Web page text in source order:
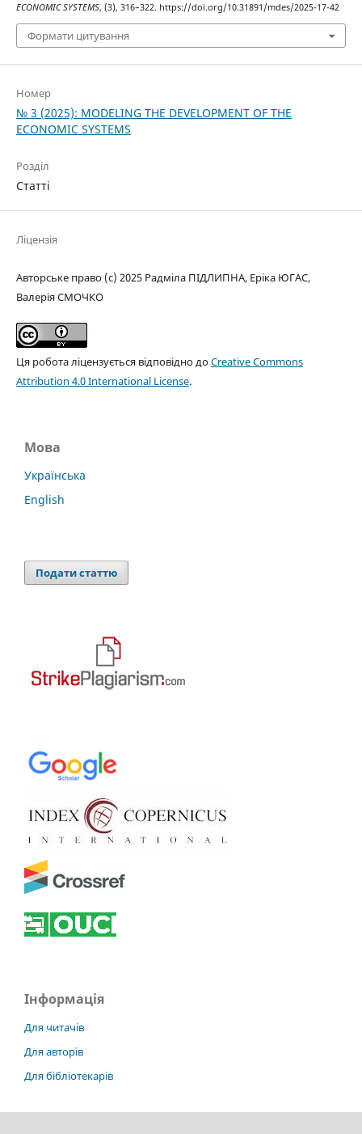
ECONOMIC SYSTEMS, (3), 316–322. https://doi.org/10.31891/mdes/2025-17-42
Формати цитування
Номер
№ 3 (2025): MODELING THE DEVELOPMENT OF THE
ECONOMIC SYSTEMS
Розділ
Статті
Ліцензія
Авторське право (c) 2025 Радміла ПІДЛИПНА, Еріка ЮГАС,
Валерія СМОЧКО
Ця робота ліцензується відповідно доCreative Commons
Attribution 4.0 International License.
Мова
Українська
English
Подати статтю
Інформація
Для читачів
Для авторів
Для бібліотекарів